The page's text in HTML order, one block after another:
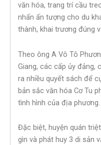
văn hóa, trang trí cầu
nhấn ấn tượng cho du
thành, khai trương đúng
Theo ông A Vô Tô
Giang, các cấp ủy đảng,
ra nhiều quyết sách để
bản sắc văn hóa Cơ Tu
tình hình của địa phương.
Đặc biệt, huyện quán
gìn và phát huy 3 di sản